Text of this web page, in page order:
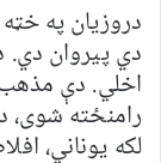
دروزیان په
دي پیروان
اخلي. دې
رامنځته شوی،
لکه یوناني،